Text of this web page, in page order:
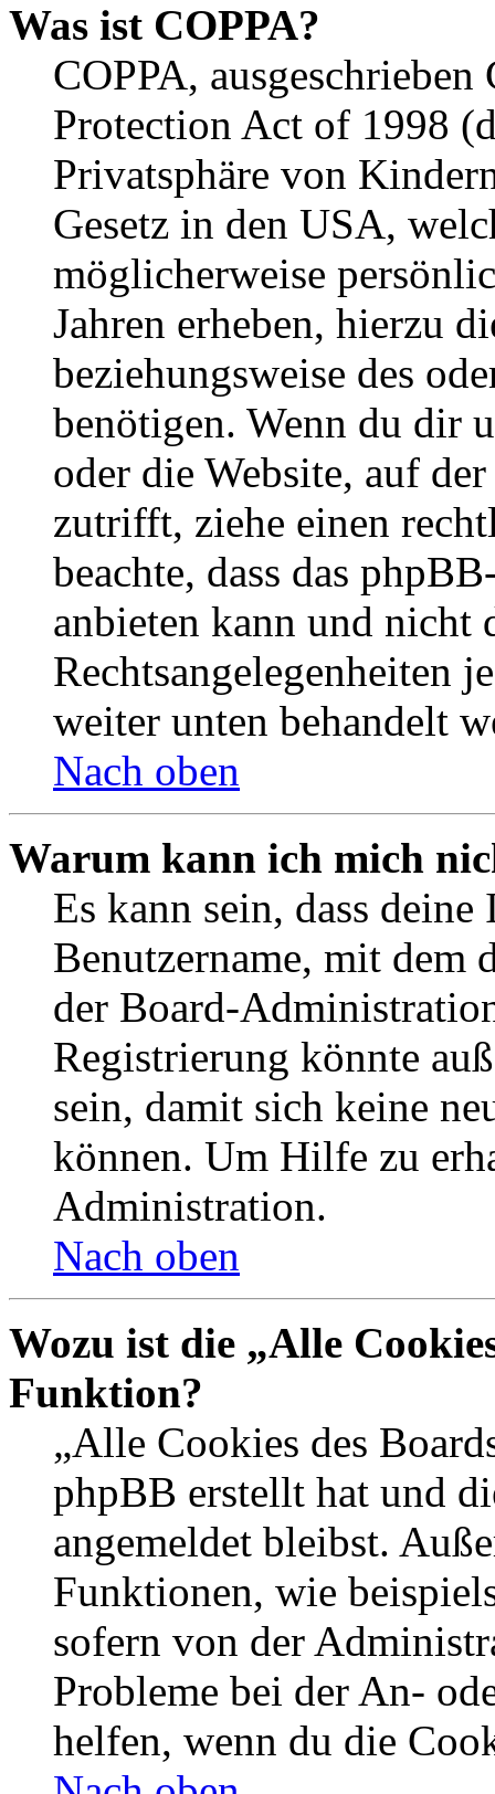
Was ist COPPA?
COPPA,
Protection Act of 1998
Privatsphäre von
Gesetz in den USA,
möglicherweise
Jahren erheben, hierzu
beziehungsweise des
benötigen. Wenn du dir
oder die Website, auf
zutrifft, ziehe einen
beachte, dass das
anbieten kann und nicht
Rechtsangelegenheiten
weiter unten behandelt
Nach oben
Warum kann ich mich
Es kann sein, dass
Benutzername, mit dem
der Board-
Registrierung könnte
sein, damit sich keine
können. Um Hilfe zu
Administration.
Nach oben
Wozu ist die „Alle
Funktion?
„Alle Cookies des
phpBB erstellt hat und
angemeldet bleibst.
Funktionen, wie
sofern von der
Probleme bei der An-
helfen, wenn du die